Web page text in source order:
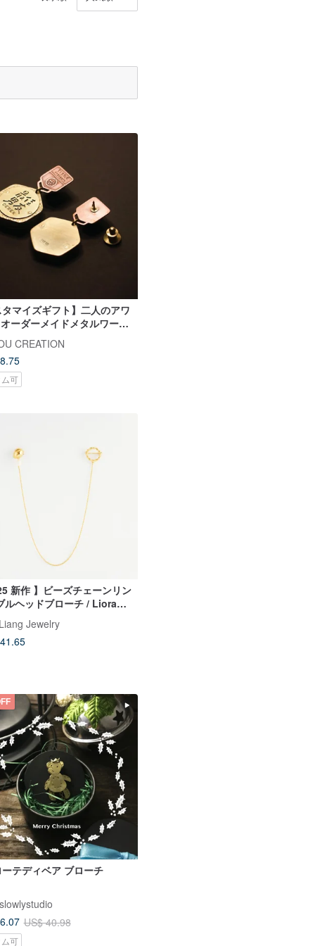
タマイズギフト】二人のアワ
ーダーメイドメタルワーク
CREATION
可
新作 】ビーズチェーンリン
ルヘッドブローチ / Liora
Jewelry
テディベア ブローチ
US$ 40.98
可